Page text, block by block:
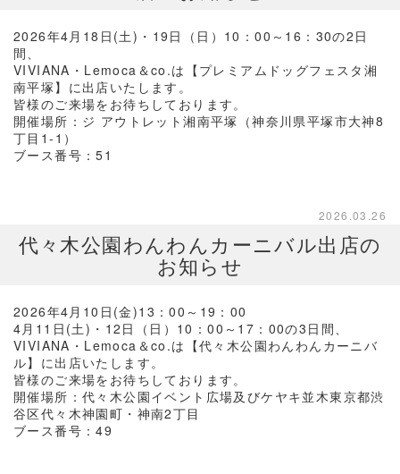
2026年4月18日(土)・19日（日）10：00～16：30の2日
間、
VIVIANA・Lemoca＆co.は【プレミアムドッグフェスタ湘
南平塚】に出店いたします。
皆様のご来場をお待ちしております。
開催場所：ジ アウトレット湘南平塚（神奈川県平塚市大神8
丁目1-1）
ブース番号：51
2026.03.26
代々木公園わんわんカーニバル出店の
お知らせ
2026年4月10日(金)13：00～19：00
4月11日(土)・12日（日）10：00～17：00の3日間、
VIVIANA・Lemoca＆co.は【代々木公園わんわんカーニバ
ル】に出店いたします。
皆様のご来場をお待ちしております。
開催場所：代々木公園イベント広場及びケヤキ並木東京都渋
谷区代々木神園町・神南2丁目
ブース番号：49